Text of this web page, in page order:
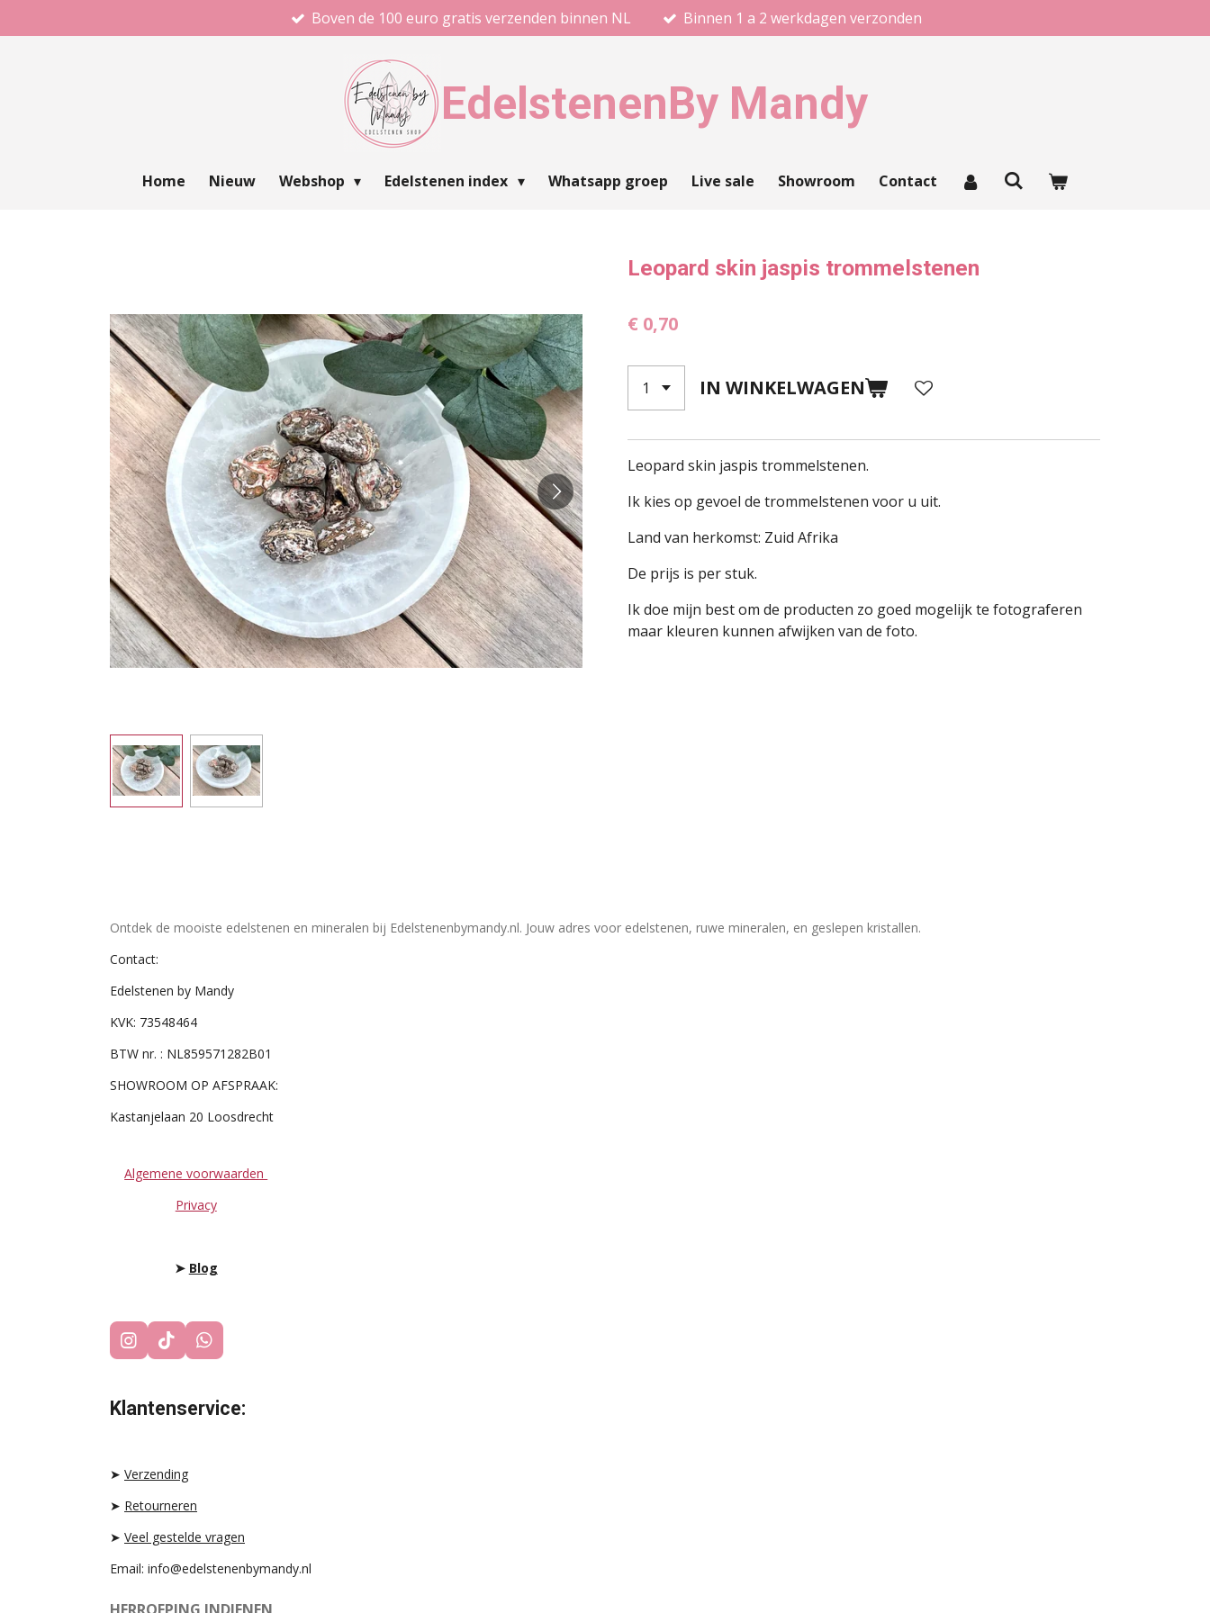
direct
Boven de 100 euro gratis verzenden binnen NL Binnen 1 a 2 werkdagen verzonden
EdelstenenBy Mandy
Home Nieuw Webshop Edelstenen index Whatsapp groep Live sale Showroom Contact
Leopard skin jaspis trommelstenen
€ 0,70
IN WINKELWAGEN
Leopard skin jaspis trommelstenen.
Ik kies op gevoel de trommelstenen voor u uit.
Land van herkomst: Zuid Afrika
De prijs is per stuk.
Ik doe mijn best om de producten zo goed mogelijk te fotograferen
maar kleuren kunnen afwijken van de foto.
Ontdek de mooiste edelstenen en mineralen bij Edelstenenbymandy.nl. Jouw adres voor edelstenen, ruwe mineralen, en geslepen kristallen.
Contact:
Edelstenen by Mandy
KVK: 73548464
BTW nr. : NL859571282B01
SHOWROOM OP AFSPRAAK:
Kastanjelaan 20 Loosdrecht
Algemene voorwaarden
Privacy
➤ Blog
I
N
A
A
M
T
I
O
W
H
S
Klantenservice:
➤ Verzending
➤ Retourneren
➤ Veel gestelde vragen
Email: info@edelstenenbymandy.nl
HERROEPING INDIENEN